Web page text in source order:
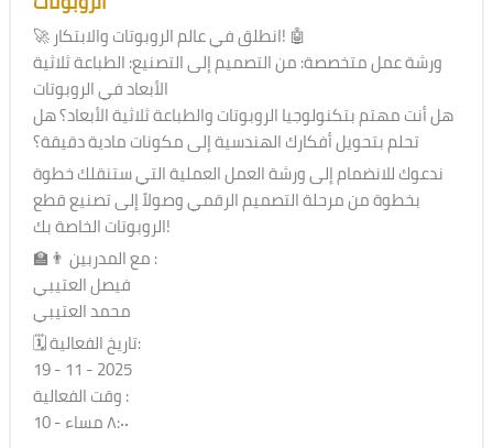
🚀 انطلق في عالم الروبوتات والابتكار! 🤖
ورشة عمل متخصصة: من التصميم إلى التصنيع: الطباعة ثلاثية
الأبعاد في الروبوتات
هل أنت مهتم بتكنولوجيا الروبوتات والطباعة ثلاثية الأبعاد؟ هل
تحلم بتحويل أفكارك الهندسية إلى مكونات مادية دقيقة؟
ندعوك للانضمام إلى ورشة العمل العملية التي ستنقلك خطوة
بخطوة من مرحلة التصميم الرقمي وصولاً إلى تصنيع قطع
الروبوتات الخاصة بك!
👨‍🏫 مع المدربين :
فيصل العتيبي
محمد العتيبي
🗓 تاريخ الفعالية:
19 - 11 - 2025
وقت الفعالية :
٨:٠٠ مساء - 10